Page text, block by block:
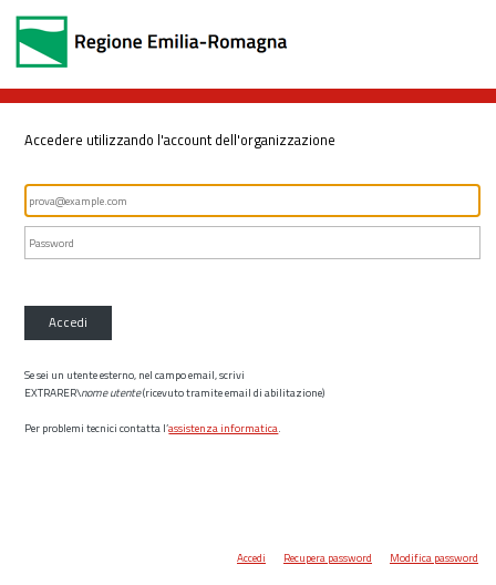
Accedere utilizzando l'account dell'organizzazione
Accedi
Se sei un utente esterno, nel campo email, scrivi
EXTRARER\nome utente(ricevuto tramite email di abilitazione)
Per problemi tecnici contatta l’assistenza informatica.
Accedi Recupera password Modifica password